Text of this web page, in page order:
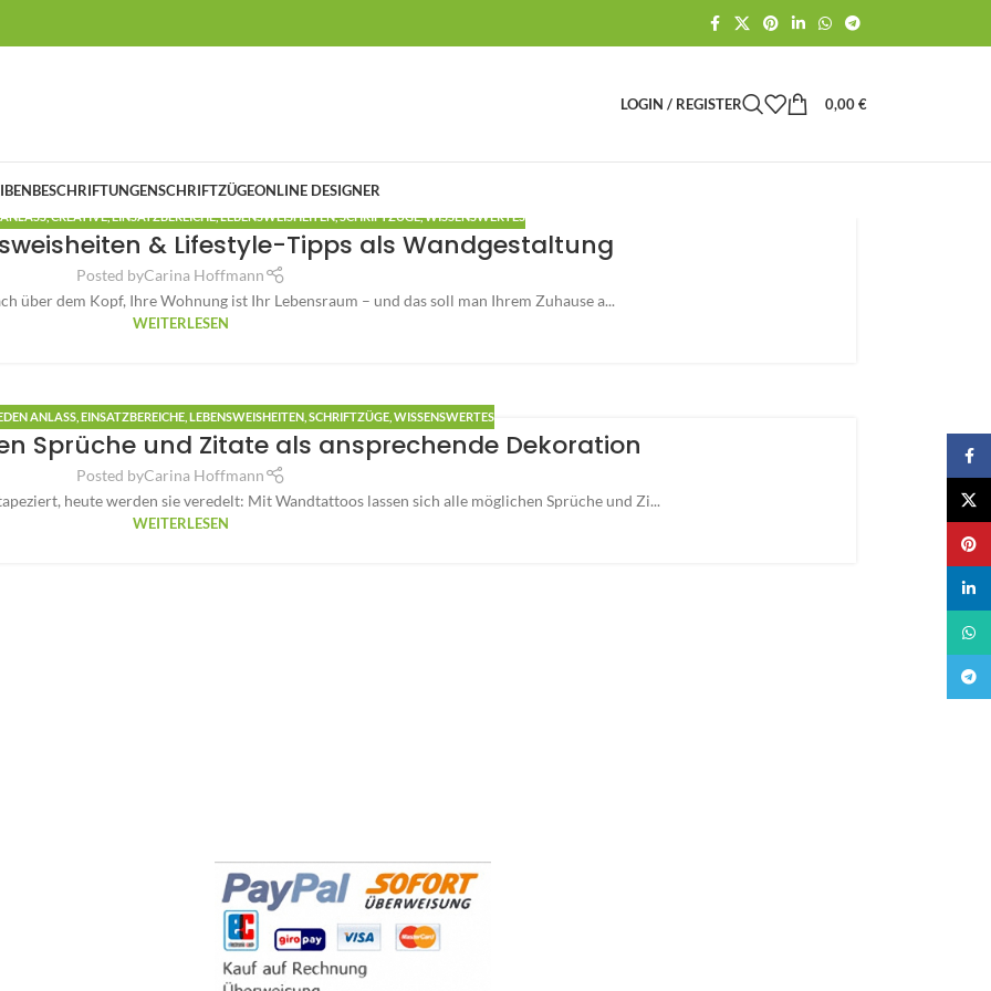
LOGIN / REGISTER 0,00€
SCHRIFTZÜGEONLINE DESIGNER
,CREATIVE,EINSATZBEREICHE,LEBENSWEISHEITEN,SCHRIFTZÜGE,WISSENSWERTES
& Lifestyle-Tipps als Wandgestaltung
Posted byCarina Hoffmann
über dem Kopf, Ihre Wohnung ist Ihr Lebensraum – und das soll man Ihrem Zuhause a...
WEITERLESEN
ANLASS EINSATZBEREICHE LEBENSWEISHEITEN SCHRIFTZÜGE WISSENSWERTES
Sprüche und Zitate als ansprechende Dekoration
Posted byCarina Hoffmann
heute werden sie veredelt: Mit Wandtattoos lassen sich alle möglichen Sprüche und Zi...
WEITERLESEN